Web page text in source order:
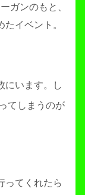
ガンのもと、
イベント。
にいます。し
てしまうのが
ってくれたら